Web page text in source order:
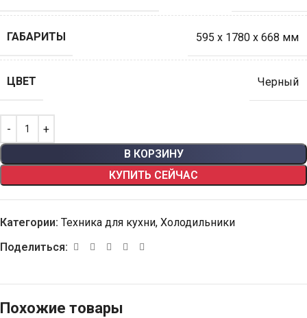
ГАБАРИТЫ 595 х 1780 х 668 мм
ЦВЕТ Черный
В КОРЗИНУ
КУПИТЬ СЕЙЧАС
Категории: Техника для кухни, Холодильники
Поделиться:
Похожие товары